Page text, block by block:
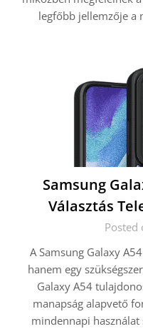
legfőbb jellemzője a
Samsung
Választás
Posted
A Samsung Galaxy
hanem egy
Galaxy A54
manapság alapvető
mindennapi